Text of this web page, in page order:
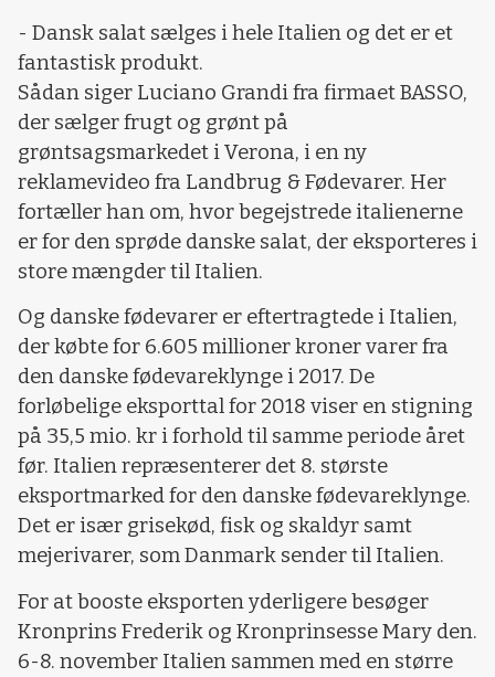
- Dansk salat sælges i hele Italien og det er et
fantastisk produkt.
Sådan siger Luciano Grandi fra firmaet BASSO,
der sælger frugt og grønt på
grøntsagsmarkedet i Verona, i en ny
reklamevideo fra Landbrug & Fødevarer. Her
fortæller han om, hvor begejstrede italienerne
er for den sprøde danske salat, der eksporteres i
store mængder til Italien.
Og danske fødevarer er eftertragtede i Italien,
der købte for 6.605 millioner kroner varer fra
den danske fødevareklynge i 2017. De
forløbelige eksporttal for 2018 viser en stigning
på 35,5 mio. kr i forhold til samme periode året
før. Italien repræsenterer det 8. største
eksportmarked for den danske fødevareklynge.
Det er især grisekød, fisk og skaldyr samt
mejerivarer, som Danmark sender til Italien.
For at booste eksporten yderligere besøger
Kronprins Frederik og Kronprinsesse Mary den.
6-8. november Italien sammen med en større